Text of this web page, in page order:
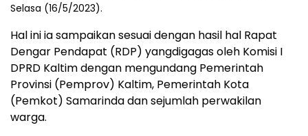
Selasa (16/5/2023).
Hal ini ia sampaikan sesuai dengan hasil hal Rapat
Dengar Pendapat (RDP) yangdigagas oleh Komisi I
DPRD Kaltim dengan mengundang Pemerintah
Provinsi (Pemprov) Kaltim, Pemerintah Kota
(Pemkot) Samarinda dan sejumlah perwakilan
warga.